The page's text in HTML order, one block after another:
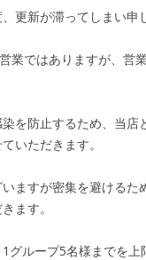
更新が滞ってしまい申
業ではありますが、営
を防止するため、当
いただきます。
ますが密集を避ける
ます。
グループ5名様までを